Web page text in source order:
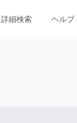
詳細検索 ヘルプ